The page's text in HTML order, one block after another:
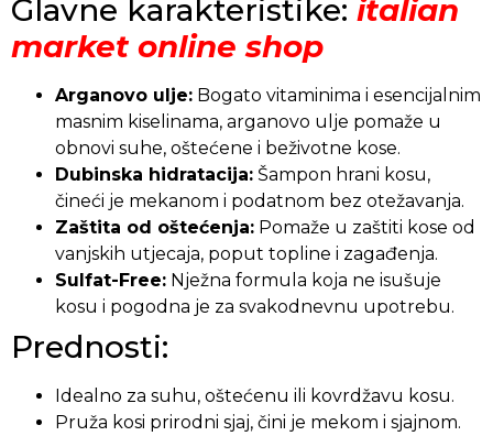
Glavne karakteristike: italian
market online shop
Arganovo ulje: Bogato vitaminima i esencijalnim
masnim kiselinama, arganovo ulje pomaže u
obnovi suhe, oštećene i beživotne kose.
Dubinska hidratacija: Šampon hrani kosu,
čineći je mekanom i podatnom bez otežavanja.
Zaštita od oštećenja: Pomaže u zaštiti kose od
vanjskih utjecaja, poput topline i zagađenja.
Sulfat-Free: Nježna formula koja ne isušuje
kosu i pogodna je za svakodnevnu upotrebu.
Prednosti:
Idealno za suhu, oštećenu ili kovrdžavu kosu.
Pruža kosi prirodni sjaj, čini je mekom i sjajnom.